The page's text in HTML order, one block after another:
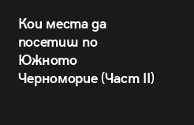
Кои места да
посетиш по
Южното
Черноморие (Част II)